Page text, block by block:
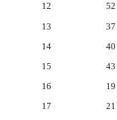
12
13
14
15
16
17
52
37
40
43
19
21